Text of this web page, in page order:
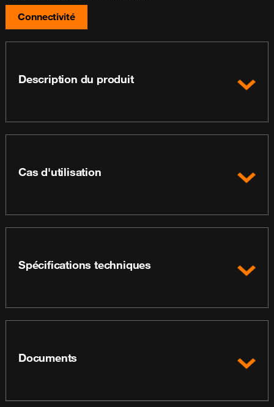
Connectivité
Description du produit
Cas d'utilisation
Spécifications techniques
Documents